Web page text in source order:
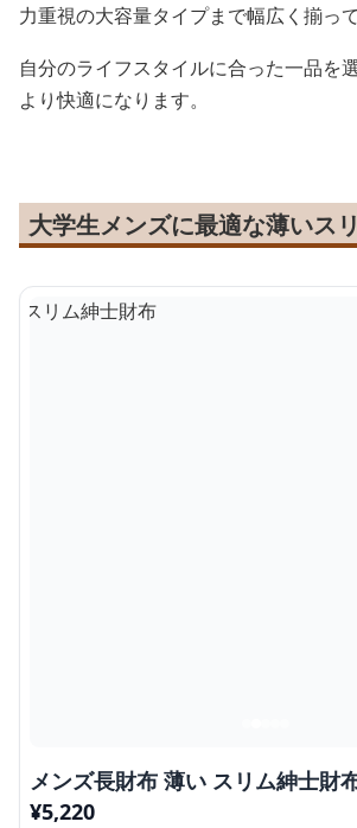
力重視の大容量タイプまで幅広く揃って
自分のライフスタイルに合った一品を
より快適になります。
大学生メンズに最適な薄いス
メンズ長財布 薄い スリム紳士財
¥5,220